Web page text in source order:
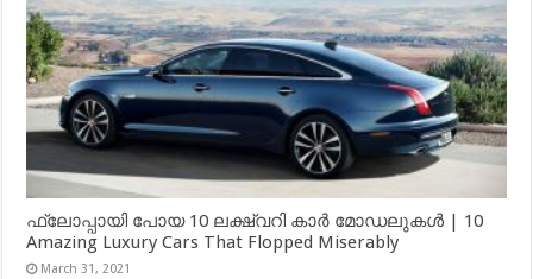
ഫ്ലോപ്പായി പോയ 10 ലക്ഷ്വറി കാർ മോഡലുകൾ | 10
Amazing Luxury Cars That Flopped Miserably
March 31, 2021